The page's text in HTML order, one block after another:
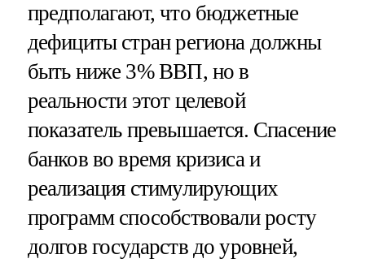
предполагают, что бюджетные
дефициты стран региона должны
быть ниже 3% ВВП, но в
реальности этот целевой
показатель превышается. Спасение
банков во время кризиса и
реализация стимулирующих
программ способствовали росту
долгов государств до уровней,